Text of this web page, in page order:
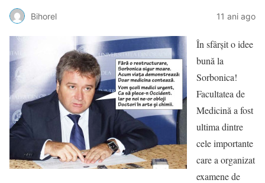
Bihorel 11 ani ago
În sfârşit o idee
bună la
Sorbonica!
Facultatea de
Medicină a fost
ultima dintre
cele importante
care a organizat
examene de